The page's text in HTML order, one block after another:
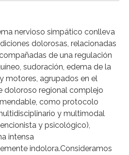
nervioso simpático conlleva
dolorosas, relacionadas
de una regulación
sudoración, edema de la
motores, agrupados en el
doloroso regional complejo
como protocolo
y multimodal
y psicológico),
intensa
indolora.Consideramos